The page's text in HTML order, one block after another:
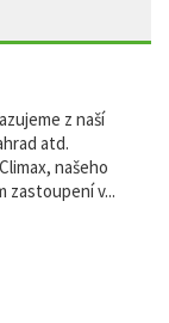
z naší
atd.
našeho
zastoupení v...